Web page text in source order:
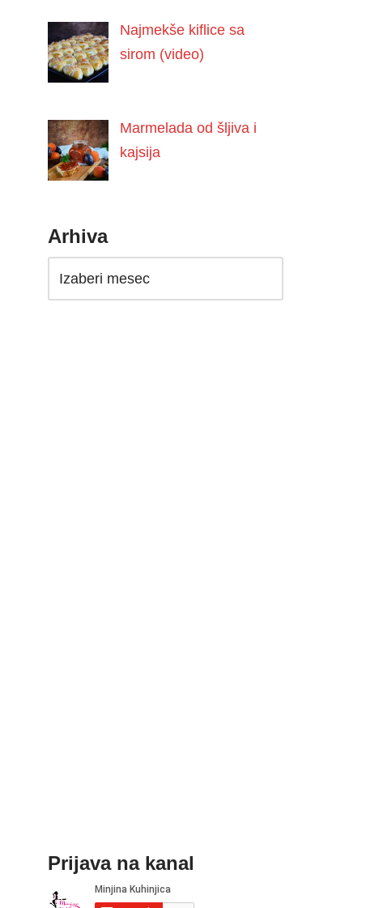
Najmekše kiflice sa
sirom (video)
Marmelada od šljiva i
kajsija
Arhiva
Prijava na kanal